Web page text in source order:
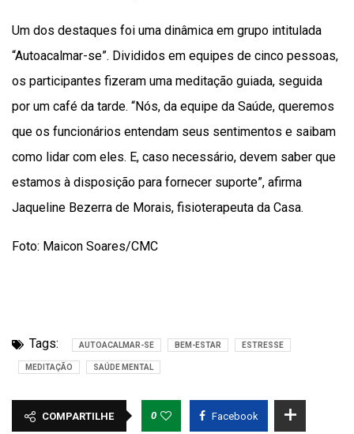
Um dos destaques foi uma dinâmica em grupo intitulada
“Autoacalmar-se”. Divididos em equipes de cinco pessoas,
os participantes fizeram uma meditação guiada, seguida
por um café da tarde. “Nós, da equipe da Saúde, queremos
que os funcionários entendam seus sentimentos e saibam
como lidar com eles. E, caso necessário, devem saber que
estamos à disposição para fornecer suporte”, afirma
Jaqueline Bezerra de Morais, fisioterapeuta da Casa.
Foto: Maicon Soares/CMC
Tags: AUTOACALMAR-SE BEM-ESTAR ESTRESSE
MEDITAÇÃO SAÚDE MENTAL
COMPARTILHE 0 Facebook